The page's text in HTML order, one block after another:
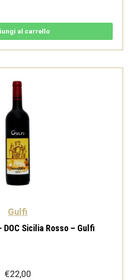
al carrello
Gulfi
DOC Sicilia Rosso – Gulfi
€22,00